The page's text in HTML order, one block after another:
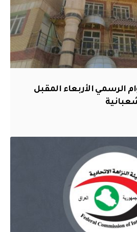
الرسمي الأربعاء المقبل